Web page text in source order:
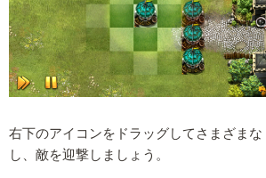
右下のアイコンをドラッグしてさまざま
し、敵を迎撃しましょう。